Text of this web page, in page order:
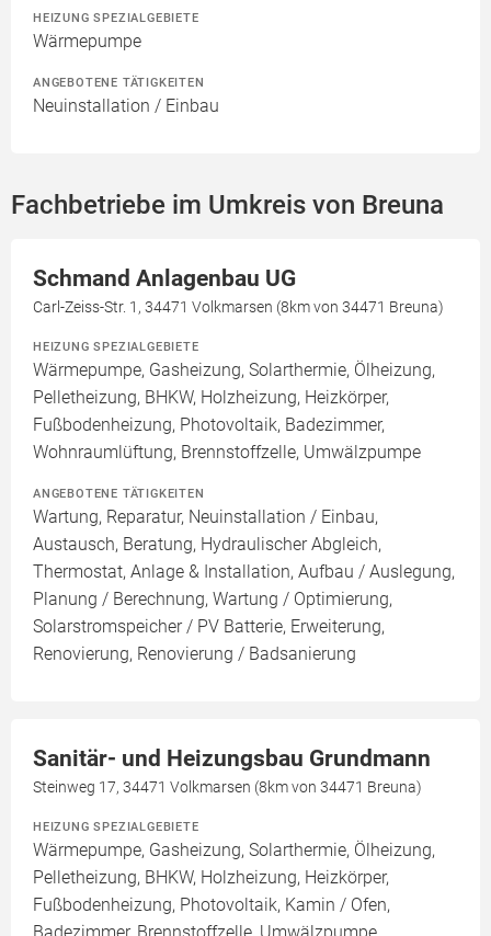
HEIZUNG SPEZIALGEBIETE
Wärmepumpe
ANGEBOTENE TÄTIGKEITEN
Neuinstallation / Einbau
Fachbetriebe im Umkreis von Breuna
Schmand Anlagenbau UG
Carl-Zeiss-Str. 1, 34471 Volkmarsen (8km von 34471 Breuna)
HEIZUNG SPEZIALGEBIETE
Wärmepumpe, Gasheizung, Solarthermie, Ölheizung,
Pelletheizung, BHKW, Holzheizung, Heizkörper,
Fußbodenheizung, Photovoltaik, Badezimmer,
Wohnraumlüftung, Brennstoffzelle, Umwälzpumpe
ANGEBOTENE TÄTIGKEITEN
Wartung, Reparatur, Neuinstallation / Einbau,
Austausch, Beratung, Hydraulischer Abgleich,
Thermostat, Anlage & Installation, Aufbau / Auslegung,
Planung / Berechnung, Wartung / Optimierung,
Solarstromspeicher / PV Batterie, Erweiterung,
Renovierung, Renovierung / Badsanierung
Sanitär- und Heizungsbau Grundmann
Steinweg 17, 34471 Volkmarsen (8km von 34471 Breuna)
HEIZUNG SPEZIALGEBIETE
Wärmepumpe, Gasheizung, Solarthermie, Ölheizung,
Pelletheizung, BHKW, Holzheizung, Heizkörper,
Fußbodenheizung, Photovoltaik, Kamin / Ofen,
Badezimmer, Brennstoffzelle, Umwälzpumpe